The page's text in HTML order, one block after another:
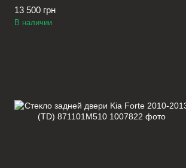
13 500 грн
В наличии